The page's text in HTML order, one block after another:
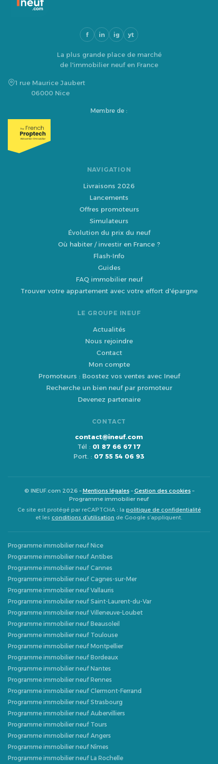
f in ig yt
La plus grande place de marché
de l'immobilier neuf en France
1 rue Maurice Jaubert
06000 Nice
Membre de :
NAVIGATION
Livraisons 2026
Lancements
Offres promoteurs
Simulateurs
Évolution du prix du neuf
Où habiter / investir en France ?
Flash-Info
Guides
FAQ immobilier neuf
Trouver votre appartement avec votre effort d'épargne
LE GROUPE INEUF
Actualités
Nous rejoindre
Contact
Mon compte
Promoteurs : Boostez vos ventes avec Ineuf
Recherche un bien neuf par promoteur
Devenez partenaire
CONTACT
contact@ineuf.com
Tél : 01 87 66 67 17
Port. : 07 55 54 06 93
© INEUF.com 2026 –Mentions légales–Gestion des cookies–
Programme immobilier neuf
Ce site est protégé par reCAPTCHA : la politique de confidentialité
et les conditions d’utilisation de Google s’appliquent.
Programme immobilier neuf Nice
Programme immobilier neuf Antibes
Programme immobilier neuf Cannes
Programme immobilier neuf Cagnes-sur-Mer
Programme immobilier neuf Vallauris
Programme immobilier neuf Saint-Laurent-du-Var
Programme immobilier neuf Villeneuve-Loubet
Programme immobilier neuf Beausoleil
Programme immobilier neuf Toulouse
Programme immobilier neuf Montpellier
Programme immobilier neuf Bordeaux
Programme immobilier neuf Nantes
Programme immobilier neuf Rennes
Programme immobilier neuf Clermont-Ferrand
Programme immobilier neuf Strasbourg
Programme immobilier neuf Aubervilliers
Programme immobilier neuf Tours
Programme immobilier neuf Angers
Programme immobilier neuf Nîmes
Programme immobilier neuf La Rochelle